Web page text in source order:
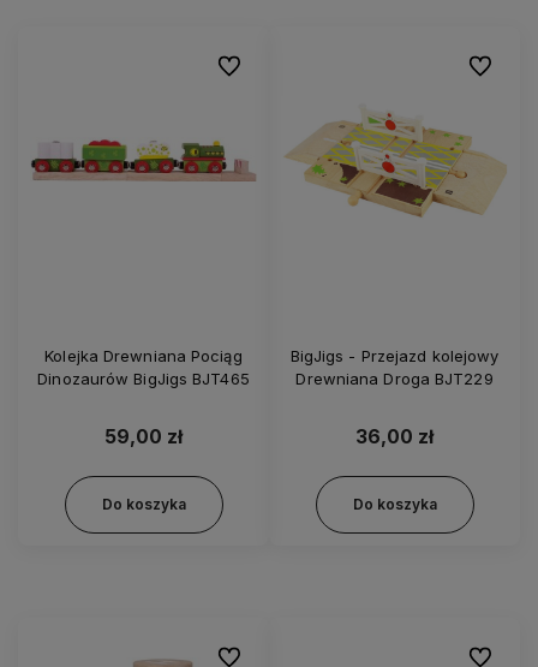
Kolejka Drewniana Pociąg
Dinozaurów BigJigs BJT465
59,00 zł
Do koszyka
Do ulubionych
BigJigs - Przejazd kolejowy
Drewniana Droga BJT229
36,00 zł
Do koszyka
Do
Do ulubionych Do